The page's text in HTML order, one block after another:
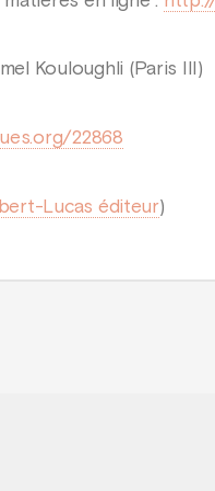
Kouloughli (Paris III)
22868
Lucas éditeur)